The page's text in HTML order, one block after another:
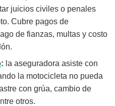
juicios civiles o penales
Cubre pagos de
de fianzas, multas y costo
: la aseguradora asiste con
la motocicleta no pueda
con grúa, cambio de
otros.